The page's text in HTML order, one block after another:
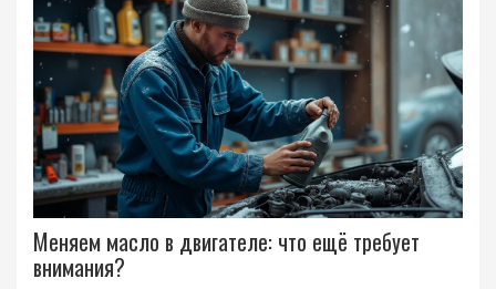
Меняем масло в двигателе: что ещё требует
внимания?